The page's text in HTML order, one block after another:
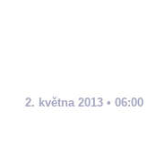
2. května 2013 • 06:00